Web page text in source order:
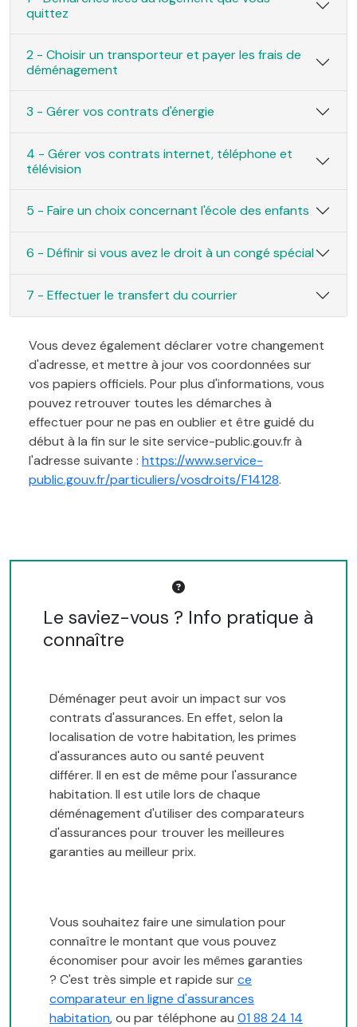
quittez
2 - Choisir un transporteur et payer les frais de
déménagement
3 - Gérer vos contrats d'énergie
4 - Gérer vos contrats internet, téléphone et
télévision
5 - Faire un choix concernant l'école des enfants
6 - Définir si vous avez le droit à un congé spécial
7 - Effectuer le transfert du courrier
Vous devez également déclarer votre changement
d'adresse, et mettre à jour vos coordonnées sur
vos papiers officiels. Pour plus d'informations, vous
pouvez retrouver toutes les démarches à
effectuer pour ne pas en oublier et être guidé du
début à la fin sur le site service-public.gouv.fr à
l'adresse suivante : https://www.service-
public.gouv.fr/particuliers/vosdroits/F14128.
Le saviez-vous ? Info pratique à
connaître
Déménager peut avoir un impact sur vos
contrats d'assurances. En effet, selon la
localisation de votre habitation, les primes
d'assurances auto ou santé peuvent
différer. Il en est de même pour l'assurance
habitation. Il est utile lors de chaque
déménagement d'utiliser des comparateurs
d'assurances pour trouver les meilleures
garanties au meilleur prix.
Vous souhaitez faire une simulation pour
connaître le montant que vous pouvez
économiser pour avoir les mêmes garanties
? C'est très simple et rapide surce
comparateur en ligne d'assurances
habitation, ou par téléphone au 01 88 24 14